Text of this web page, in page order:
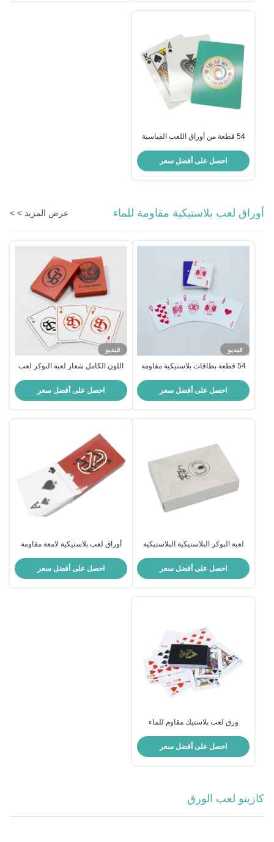
54 قطعة من أوراق اللعب القياسية
احصل على أفضل سعر
أوراق لعب بلاستيكية مقاومة للماء عرض المزيد > >
فيديو
54 قطعة بطاقات بلاستيكية مقاومة
احصل على أفضل سعر
فيديو
اللون الكامل شعار لعبة البوكر لعب
فريدة من نوعها
احصل على أفضل سعر
لعبة البوكر البلاستيكية البلاستيكية
مخصص المغلفة
احصل على أفضل سعر
أوراق لعب بلاستيكية لامعة مقاومة
احصل على أفضل سعر
ورق لعب بلاستيك مقاوم للماء
احصل على أفضل سعر
كازينو لعب الورق